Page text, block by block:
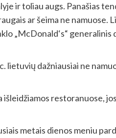
ir toliau augs. Panašias
ar šeima ne namuose.
„McDonald‘s“
lietuvių dažniausiai ne
restoranuose,
metais dienos meniu